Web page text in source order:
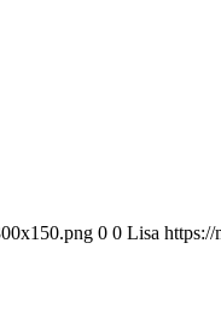
0 0 Lisa https://